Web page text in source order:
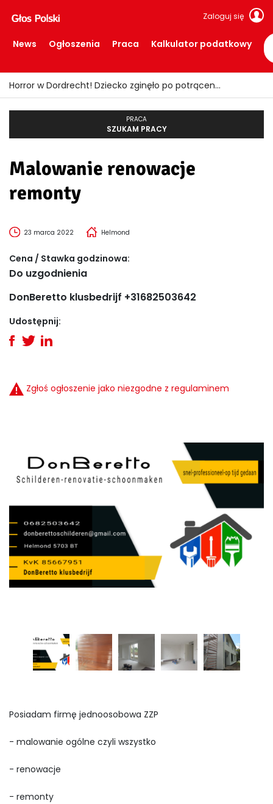
Zaloguj się
News Ogłoszenia Praca Kalkulator podatkowy
Horror w Dordrecht! Dziecko zginęło po potrąceniu przez busa
PRACA
SZUKAM PRACY
Malowanie renowacje
remonty
23 marca 2022 Helmond
Cena / Stawka godzinowa:
Do uzgodnienia
DonBeretto klusbedrijf +31682503642
Udostępnij:
Zgłoś ogłoszenie jako niezgodne z regulaminem
Posiadam firmę jednoosobowa ZZP
- malowanie ogólne czyli wszystko
- renowacje
- remonty